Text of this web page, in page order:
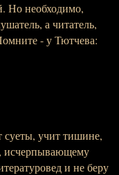
Но необходимо,
а читатель,
- у Тютчева:
суеты, учит тишине,
исчерпывающему
и не беру